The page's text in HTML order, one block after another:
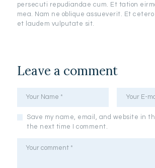
persecuti repudiandae cum. Et tation
mea. Nam ne oblique assueverit. Et cetero
et laudem vulputate sit.
Leave a comment
Save my name, email, and website in
the next time I comment.